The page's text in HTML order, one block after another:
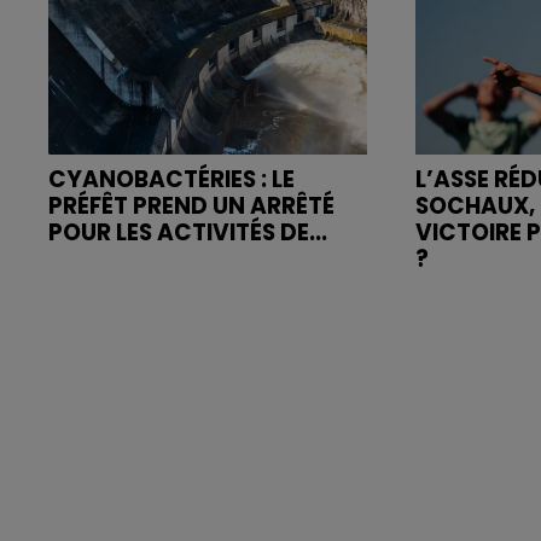
CYANOBACTÉRIES : LE
PRÉFÊT PREND UN ARRÊTÉ
POUR LES ACTIVITÉS DE...
L’ASSE
SOCHAUX,
VICTOIRE
?